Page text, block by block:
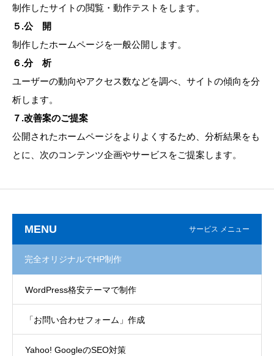
制作したサイトの閲覧・動作テストをします。
５.公 開
制作したホームページを一般公開します。
６.分 析
ユーザーの動向やアクセス数などを調べ、サイトの傾向を分
析します。
７.改善案のご提案
公開されたホームページをよりよくするため、分析結果をも
とに、次のコンテンツ企画やサービスをご提案します。
MENU サービス メニュー
完全オリジナルでHP制作
WordPress格安テーマで制作
「お問い合わせフォーム」作成
Yahoo! GoogleのSEO対策